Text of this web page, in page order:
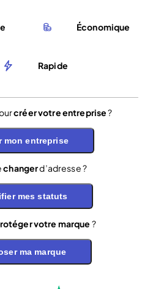
Économique
Rapide
créer votre entreprise?
mon entreprise
changerd’adresse ?
mes statuts
votre marque ?
ma marque